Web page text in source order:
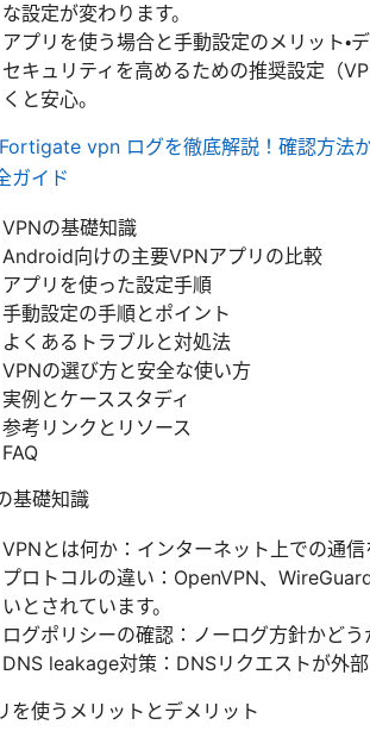
な設定が変わります。
アプリを使う場合と手動設定のメリット・
セキュリティを高めるための推奨設定（
くと安心。
Fortigate vpn ログを徹底解説！確認方法
ガイド
VPNの基礎知識
Android向けの主要VPNアプリの比較
アプリを使った設定手順
手動設定の手順とポイント
よくあるトラブルと対処法
VPNの選び方と安全な使い方
実例とケーススタディ
参考リンクとリソース
FAQ
基礎知識
VPNとは何か：インターネット上での通
プロトコルの違い：OpenVPN、
いとされています。
ログポリシーの確認：ノーログ方針かど
DNS leakage対策：DNSリクエストが外
を使うメリットとデメリット